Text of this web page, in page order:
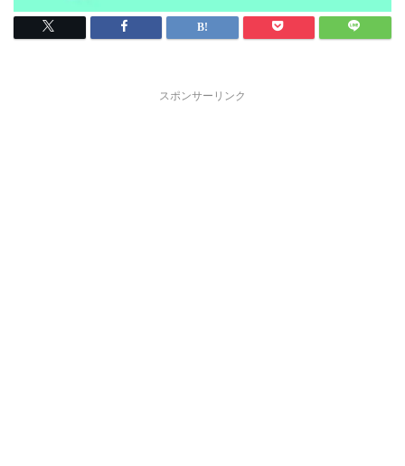
スポンサーリンク